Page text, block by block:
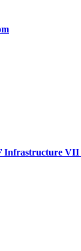
Infrastructure